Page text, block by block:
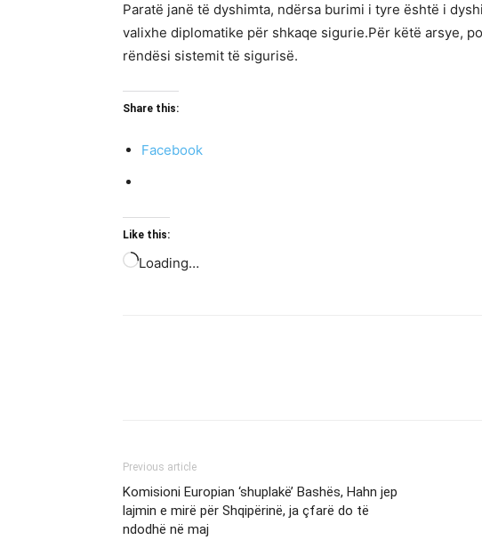
Paratë janë të dyshimta, ndërsa burimi i tyre është i
valixhe diplomatike për shkaqe sigurie.Për këtë arsye,
rëndësi sistemit të sigurisë.
Share this:
Facebook
Like this:
Loading…
Previous article
Komisioni Europian ‘shuplakë’ Bashës, Hahn jep
lajmin e mirë për Shqipërinë, ja çfarë do të
ndodhë në maj